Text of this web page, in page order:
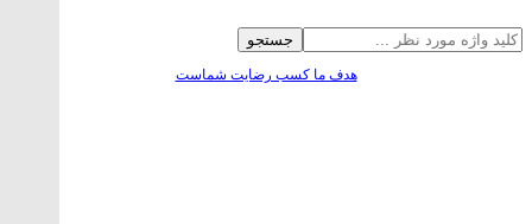
جستجو
هدف ما کسب رضایت شماست